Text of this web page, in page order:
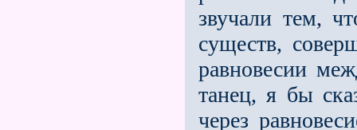
звучали тем,
существ,
равновесии
танец, я бы
через